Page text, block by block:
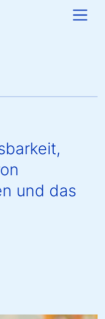
und das